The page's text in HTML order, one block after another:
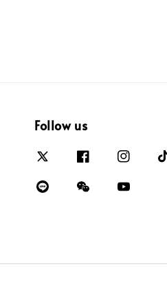
Follow us